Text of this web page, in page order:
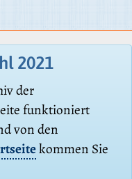
2021
der
funktioniert
von den
kommen Sie